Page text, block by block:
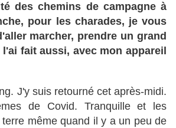
des chemins de campagne à
pour les charades, je vous
marcher, prendre un grand
fait aussi, avec mon appareil
J'y suis retourné cet après-midi.
de Covid. Tranquille et les
même quand il y a un peu de